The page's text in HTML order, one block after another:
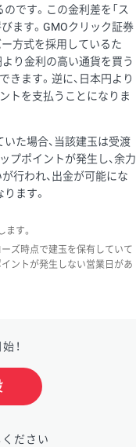
です。この金利差を「ス
びます。GMOクリック証券
方式を採用しているた
より金利の高い通貨を買う
きます。逆に、日本円より
トを支払うことになりま
た場合、当該建玉は受渡
プポイントが発生し、余力
行われ、出金が可能にな
ます。
す。
ズ時点で建玉を保有していて
ントが発生しない営業日があ
！
ださい